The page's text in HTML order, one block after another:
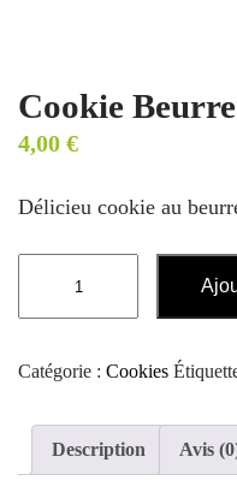
Cookie
4,00 €
Délicieu cookie au
Cookie
de
Catégorie : Cookies
Description Avis